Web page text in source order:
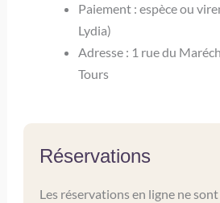
Paiement : espèce ou
Lydia)
Adresse : 1 rue du
Tours
Réservations
Les réservations en ligne ne